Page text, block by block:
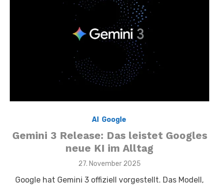
AI Google,
Gemini 3 Release: Das leistet Googles
neue KI im Alltag
Posted
27. November 2025
Google hat Gemini 3 offiziell vorgestellt. Das Modell,